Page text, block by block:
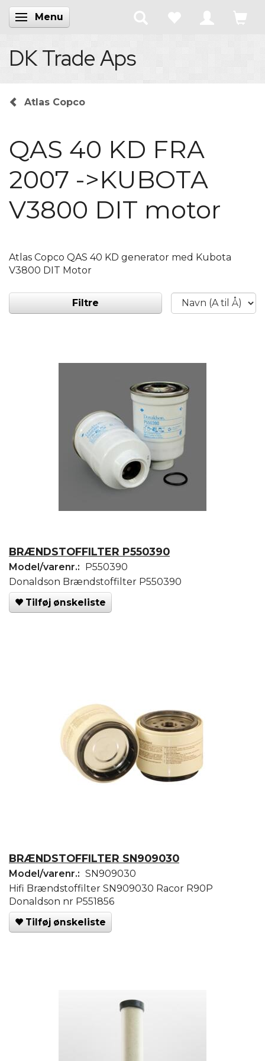
Skifte navigation
Menu
DK Trade Aps
Atlas Copco
QAS 40 KD FRA
2007 ->KUBOTA
V3800 DIT motor
Atlas Copco QAS 40 KD generator med Kubota
V3800 DIT Motor
Filtre
BRÆNDSTOFFILTER P550390
Model/varenr.: P550390
Donaldson Brændstoffilter P550390
Tilføj ønskeliste
BRÆNDSTOFFILTER SN909030
Model/varenr.: SN909030
Hifi Brændstoffilter SN909030 Racor R90P
Donaldson nr P551856
Tilføj ønskeliste